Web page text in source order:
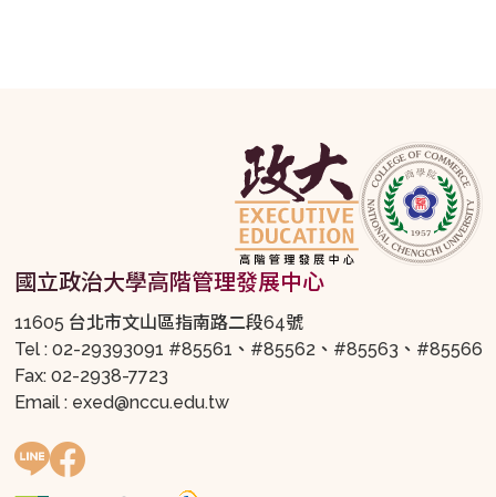
國立政治大學高階管理發展中心
11605 台北市文山區指南路二段64號
Tel : 02-29393091 #85561、#85562、#85563、#85566
Fax: 02-2938-7723
Email : exed@nccu.edu.tw